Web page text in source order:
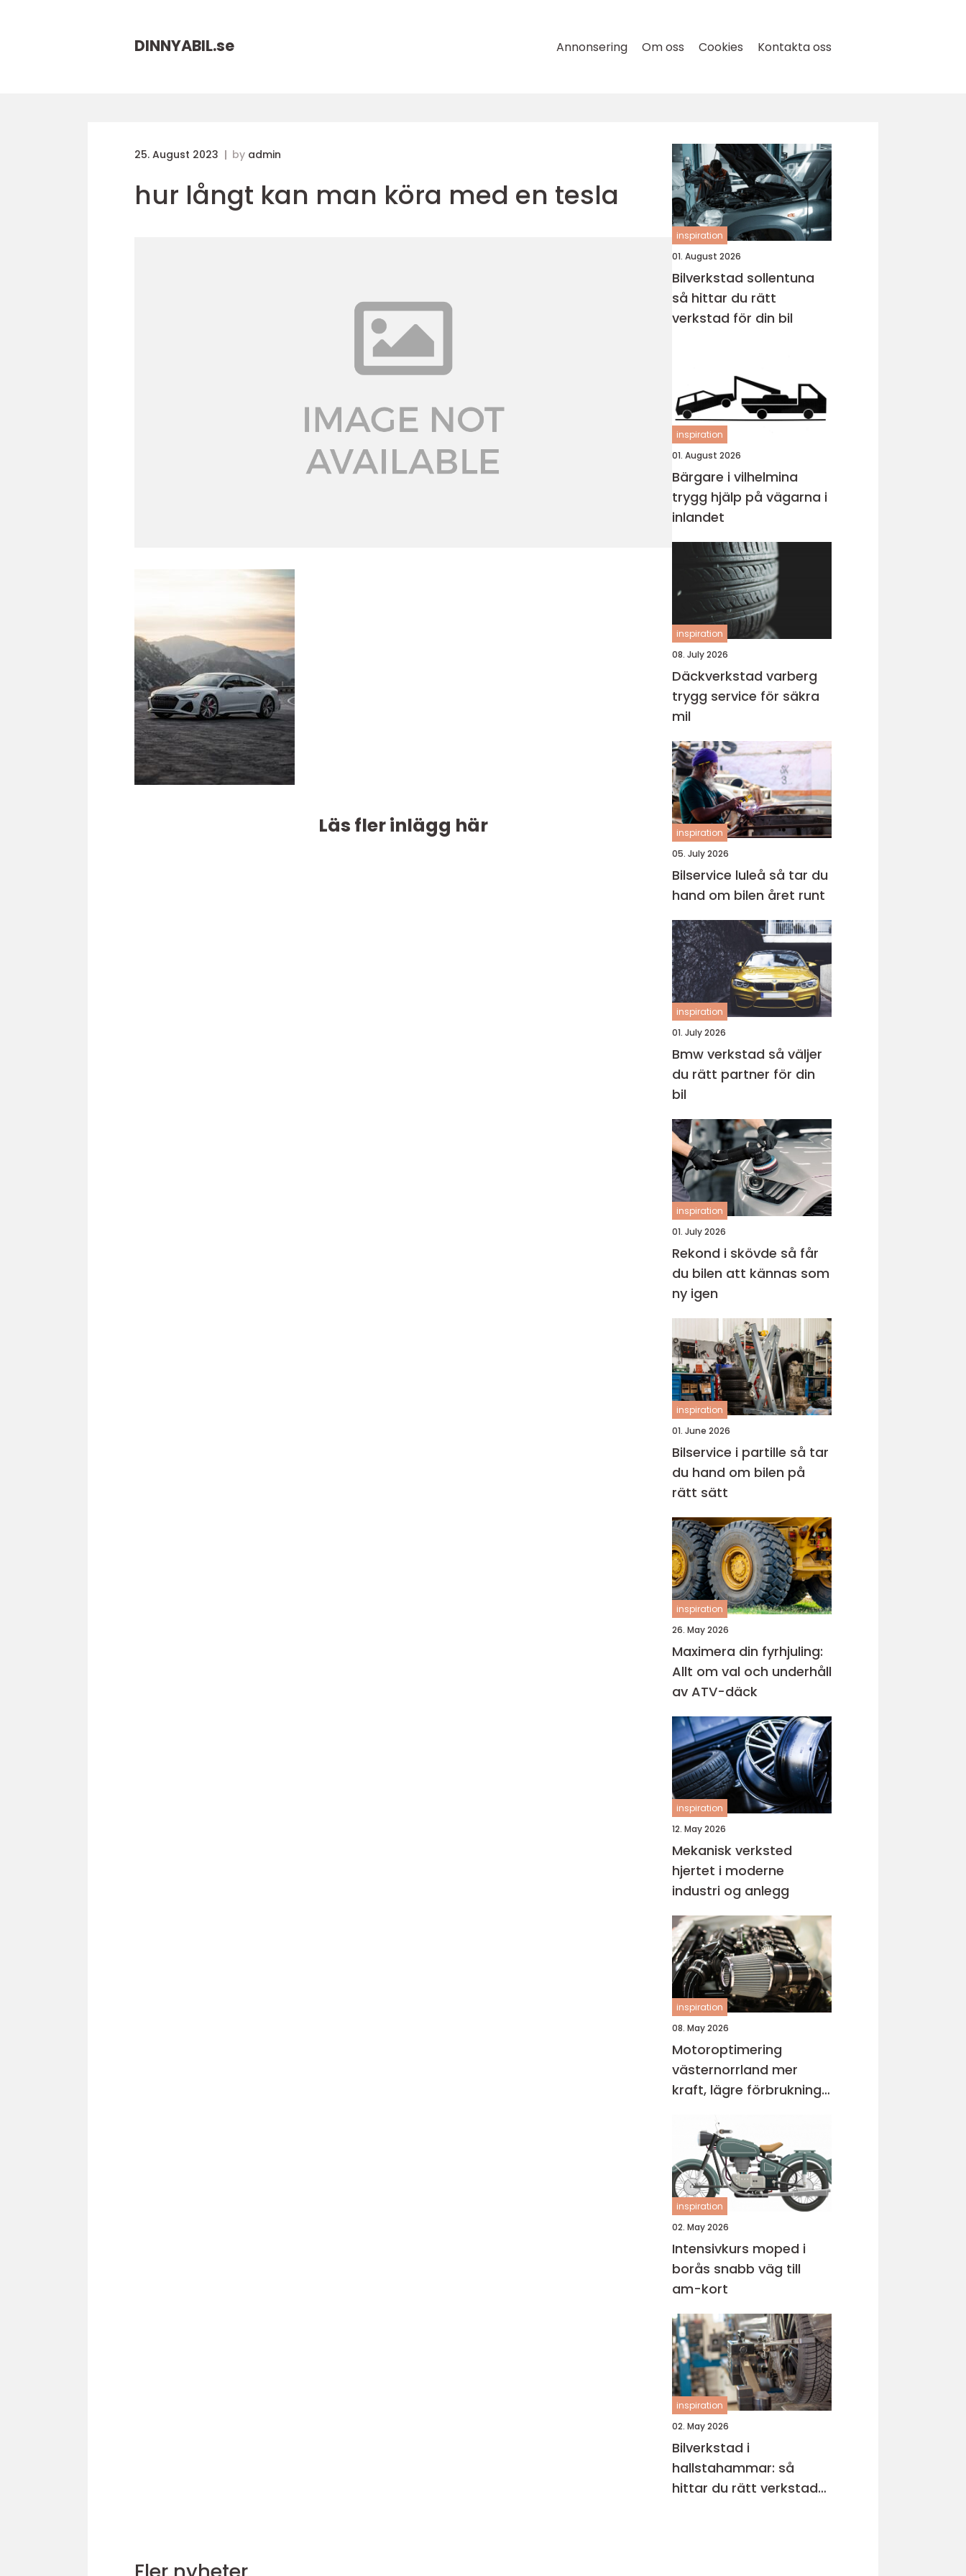
DINNYABIL.se Annonsering Om oss Cookies Kontakta oss
25. August 2023 by admin
hur långt kan man köra med en tesla
Läs fler inlägg här
inspiration
01. August 2026
Bilverkstad sollentuna
så hittar du rätt
verkstad för din bil
inspiration
01. August 2026
Bärgare i vilhelmina
trygg hjälp på vägarna i
inlandet
inspiration
08. July 2026
Däckverkstad varberg
trygg service för säkra
mil
inspiration
05. July 2026
Bilservice luleå så tar du
hand om bilen året runt
inspiration
01. July 2026
Bmw verkstad så väljer
du rätt partner för din
bil
inspiration
01. July 2026
Rekond i skövde så får
du bilen att kännas som
ny igen
inspiration
01. June 2026
Bilservice i partille så tar
du hand om bilen på
rätt sätt
inspiration
26. May 2026
Maximera din fyrhjuling:
Allt om val och underhåll
av ATV-däck
inspiration
12. May 2026
Mekanisk verksted
hjertet i moderne
industri og anlegg
inspiration
08. May 2026
Motoroptimering
västernorrland mer
kraft, lägre förbrukning
inspiration
02. May 2026
Intensivkurs moped i
borås snabb väg till
am-kort
inspiration
02. May 2026
Bilverkstad i
hallstahammar: så
hittar du rätt verkstad